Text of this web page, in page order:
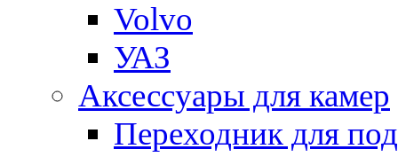
Volvo
УАЗ
Аксессуары для камер
Переходник для